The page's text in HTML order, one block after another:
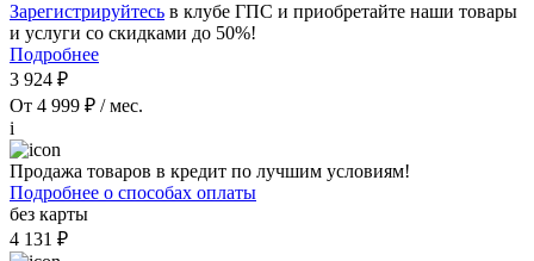
Зарегистрируйтесь в клубе ГПС и приобретайте наши товары
и услуги со скидками до 50%!
Подробнее
3 924 ₽
От 4 999 ₽ / мес.
i
Продажа товаров в кредит по лучшим условиям!
Подробнее о способах оплаты
без карты
4 131 ₽